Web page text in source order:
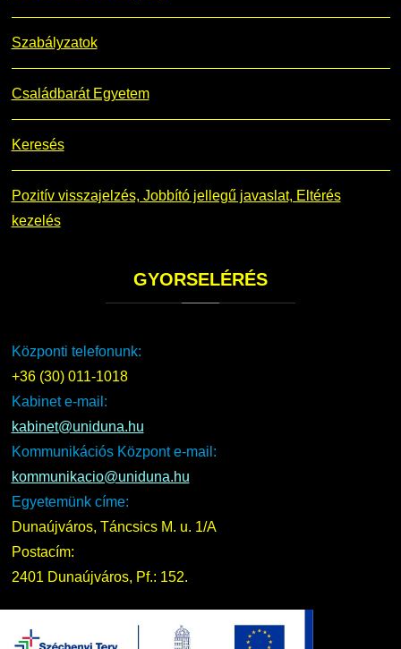
Szabályzatok
Családbarát Egyetem
Keresés
Pozitív visszajelzés, Jobbító jellegű javaslat, Eltérés
kezelés
GYORSELÉRÉS
Központi telefonunk:
+36 (30) 011-1018
Kabinet e-mail:
kabinet@uniduna.hu
Kommunikációs Központ e-mail:
kommunikacio@uniduna.hu
Egyetemünk címe:
Dunaújváros, Táncsics M. u. 1/A
Postacím:
2401 Dunaújváros, Pf.: 152.